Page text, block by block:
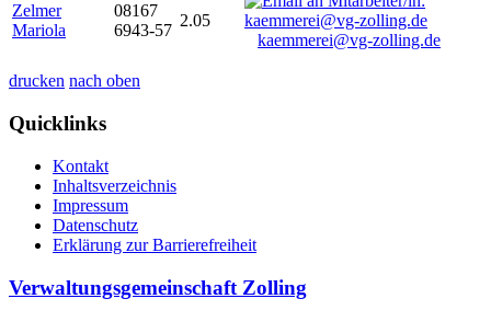
Zelmer
Mariola
08167
6943-57
2.05
kaemmerei@vg-zolling.de
drucken nach oben
Quicklinks
Kontakt
Inhaltsverzeichnis
Impressum
Datenschutz
Erklärung zur Barrierefreiheit
Verwaltungsgemeinschaft Zolling